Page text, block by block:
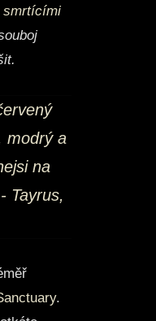
smrtícími
modrý a
na
Tayrus,
.